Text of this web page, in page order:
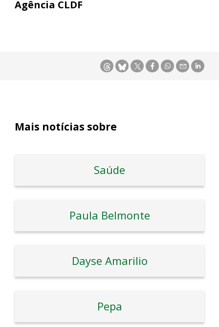
Agência CLDF
Mais notícias sobre
Saúde
Paula Belmonte
Dayse Amarilio
Pepa